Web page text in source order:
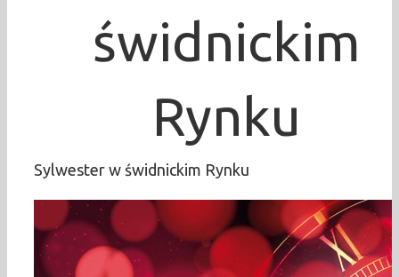
świdnickim
Rynku
Sylwester w świdnickim Rynku